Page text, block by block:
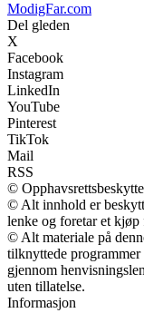
ModigFar.com
Del gleden
X
Facebook
Instagram
LinkedIn
YouTube
Pinterest
TikTok
Mail
RSS
©
© Alt innhold er
lenke og foretar et kjøp
© Alt materiale på
tilknyttede
gjennom
uten tillatelse.
Informasjon